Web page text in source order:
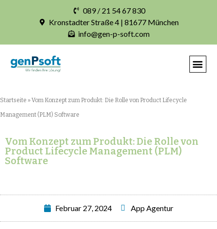
089 / 21 54 67 830
Kronstadter Straße 4 | 81677 München
info@gen-p-soft.com
Startseite »Vom Konzept zum Produkt: Die Rolle von Product Lifecycle
Management (PLM) Software
Vom Konzept zum Produkt: Die Rolle von
Product Lifecycle Management (PLM)
Software
Februar 27, 2024 App Agentur